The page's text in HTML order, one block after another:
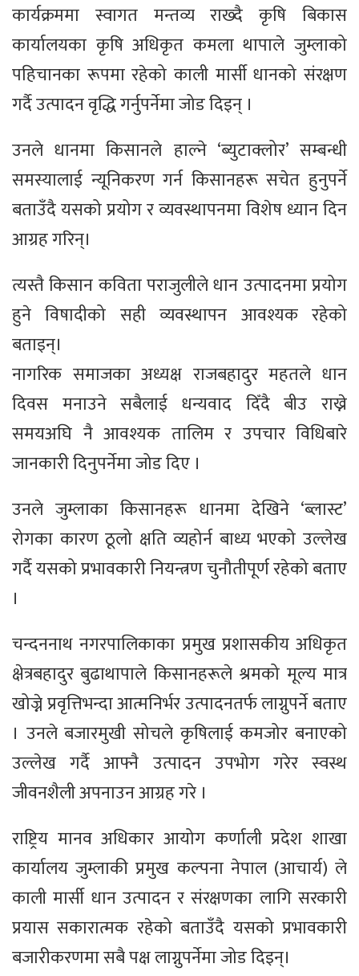
कार्यक्रममा स्वागत मन्तव्य राख्दै कृषि बिकास
कार्यालयका कृषि अधिकृत कमला थापाले जुम्लाको
पहिचानका रूपमा रहेको काली मार्सी धानको संरक्षण
गर्दै उत्पादन वृद्धि गर्नुपर्नेमा जोड दिइन् ।
उनले धानमा किसानले हाल्ने ‘ब्युटाक्लोर’ सम्बन्धी
समस्यालाई न्यूनिकरण गर्न किसानहरू सचेत हुनुपर्ने
बताउँदै यसको प्रयोग र व्यवस्थापनमा विशेष ध्यान दिन
आग्रह गरिन्।
त्यस्तै किसान कविता पराजुलीले धान उत्पादनमा प्रयोग
हुने विषादीको सही व्यवस्थापन आवश्यक रहेको
बताइन्।
नागरिक समाजका अध्यक्ष राजबहादुर महतले धान
दिवस मनाउने सबैलाई धन्यवाद दिँदै बीउ राख्ने
समयअघि नै आवश्यक तालिम र उपचार विधिबारे
जानकारी दिनुपर्नेमा जोड दिए ।
उनले जुम्लाका किसानहरू धानमा देखिने ‘ब्लास्ट’
रोगका कारण ठूलो क्षति व्यहोर्न बाध्य भएको उल्लेख
गर्दै यसको प्रभावकारी नियन्त्रण चुनौतीपूर्ण रहेको बताए
।
चन्दननाथ नगरपालिकाका प्रमुख प्रशासकीय अधिकृत
क्षेत्रबहादुर बुढाथापाले किसानहरूले श्रमको मूल्य मात्र
खोज्ने प्रवृत्तिभन्दा आत्मनिर्भर उत्पादनतर्फ लाग्नुपर्ने बताए
। उनले बजारमुखी सोचले कृषिलाई कमजोर बनाएको
उल्लेख गर्दै आफ्नै उत्पादन उपभोग गरेर स्वस्थ
जीवनशैली अपनाउन आग्रह गरे ।
राष्ट्रिय मानव अधिकार आयोग कर्णाली प्रदेश शाखा
कार्यालय जुम्लाकी प्रमुख कल्पना नेपाल (आचार्य) ले
काली मार्सी धान उत्पादन र संरक्षणका लागि सरकारी
प्रयास सकारात्मक रहेको बताउँदै यसको प्रभावकारी
बजारीकरणमा सबै पक्ष लाग्नुपर्नेमा जोड दिइन्।